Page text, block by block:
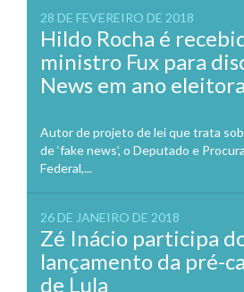
28 DE FEVEREIRO DE 2018
Hildo Rocha é
ministro Fux para
News em ano
Autor de projeto de lei que trata
de ‘fake news’, o Deputado e
Federal,...
26 DE JANEIRO DE 2018
Zé Inácio participa
lançamento da pré-
de Lula